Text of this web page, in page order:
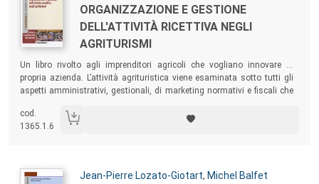
Titolo:
ORGANIZZAZIONE E GESTIONE
DELL'ATTIVITÀ RICETTIVA NEGLI
AGRITURISMI
Un
libro rivolto agli imprenditori agricoli che vogliano innovare la
propria azienda. L’attività agrituristica viene esaminata sotto tutti gli
aspetti amministrativi, gestionali, di marketing normativi e fiscali che
un caso di studio a livello locale, fotografando la realtà degli
agriturismi nella provincia di Arezzo.
cod.
1365.1.6
Autori:
Jean-Pierre Lozato-Giotart, Michel Balfet